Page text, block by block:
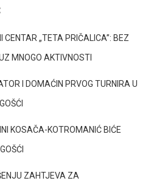
CENTAR „TETA PRIČALICA”: BEZ
MNOGO AKTIVNOSTI
I DOMAĆIN PRVOG TURNIRA U
KOSAČA-KOTROMANIĆ BIĆE
ZAHTJEVA ZA